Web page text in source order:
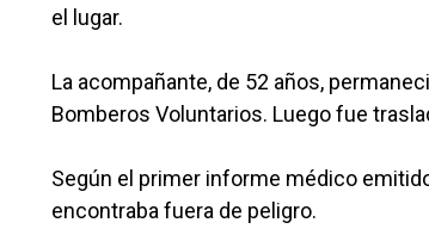
el lugar.
La acompañante, de 52 años,
Bomberos Voluntarios. Luego fue
Según el primer informe médico
encontraba fuera de peligro.